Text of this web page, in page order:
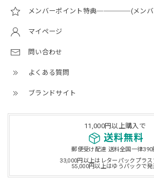
メンバーポイント特典─────(メンバ
マイページ
問い合わせ
よくある質問
ブランドサイト
11,000円以上購入で
送料無料
郵便受け配達 送料全国一律390
33,000円以上はレターパックプラス
55,000円以上はゆうパックで発